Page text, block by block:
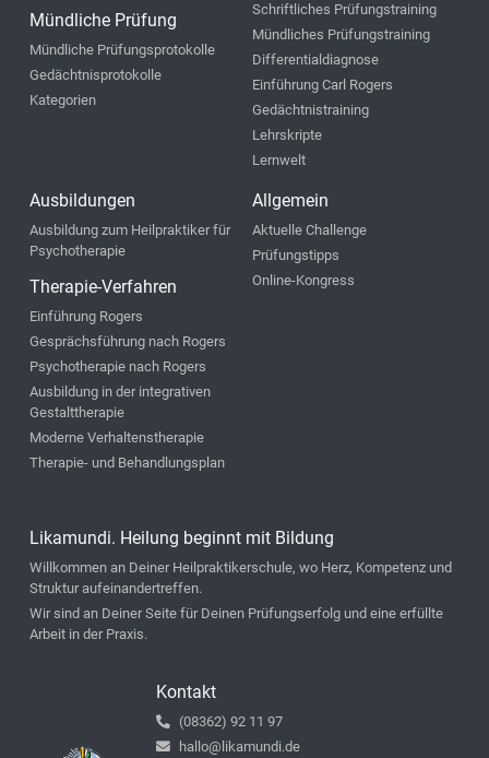
Mündliche Prüfung
Mündliche Prüfungsprotokolle
Gedächtnisprotokolle
Kategorien
Schriftliches Prüfungstraining
Mündliches Prüfungstraining
Differentialdiagnose
Einführung Carl Rogers
Gedächtnistraining
Lehrskripte
Lernwelt
Ausbildungen
Ausbildung zum Heilpraktiker für
Psychotherapie
Therapie-Verfahren
Einführung Rogers
Gesprächsführung nach Rogers
Psychotherapie nach Rogers
Ausbildung in der integrativen
Gestalttherapie
Moderne Verhaltenstherapie
Therapie- und Behandlungsplan
Allgemein
Aktuelle Challenge
Prüfungstipps
Online-Kongress
Likamundi. Heilung beginnt mit Bildung
Willkommen an Deiner Heilpraktikerschule, wo Herz, Kompetenz und
Struktur aufeinandertreffen.
Wir sind an Deiner Seite für Deinen Prüfungserfolg und eine erfüllte
Arbeit in der Praxis.
Kontakt
(08362) 92 11 97
hallo@likamundi.de